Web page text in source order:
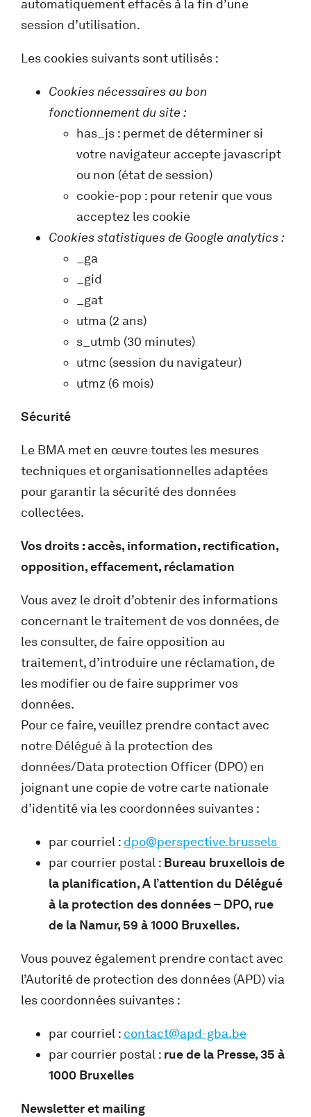
automatiquement effacés à la fin d’une
session d’utilisation.
Les cookies suivants sont utilisés :
Cookies nécessaires au bon
fonctionnement du site :
has_js : permet de déterminer si
votre navigateur accepte javascript
ou non (état de session)
cookie-pop : pour retenir que vous
acceptez les cookie
Cookies statistiques de Google analytics :
_ga
_gid
_gat
utma (2 ans)
s_utmb (30 minutes)
utmc (session du navigateur)
utmz (6 mois)
Sécurité
Le BMA met en œuvre toutes les mesures
techniques et organisationnelles adaptées
pour garantir la sécurité des données
collectées.
Vos droits : accès, information, rectification,
opposition, effacement, réclamation
Vous avez le droit d’obtenir des informations
concernant le traitement de vos données, de
les consulter, de faire opposition au
traitement, d’introduire une réclamation, de
les modifier ou de faire supprimer vos
données.
Pour ce faire, veuillez prendre contact avec
notre Délégué à la protection des
données/Data protection Officer (DPO) en
joignant une copie de votre carte nationale
d’identité via les coordonnées suivantes :
par courriel : dpo@perspective.brussels
par courrier postal : Bureau bruxellois de
la planification, A l’attention du Délégué
à la protection des données – DPO, rue
de la Namur, 59 à 1000 Bruxelles.
Vous pouvez également prendre contact avec
l’Autorité de protection des données (APD) via
les coordonnées suivantes :
par courriel : contact@apd-gba.be
par courrier postal : rue de la Presse, 35 à
1000 Bruxelles
Newsletter et mailing